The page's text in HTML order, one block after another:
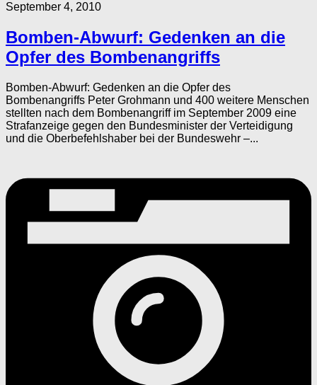
September 4, 2010
Bomben-Abwurf: Gedenken an die
Opfer des Bombenangriffs
Bomben-Abwurf: Gedenken an die Opfer des
Bombenangriffs Peter Grohmann und 400 weitere Menschen
stellten nach dem Bombenangriff im September 2009 eine
Strafanzeige gegen den Bundesminister der Verteidigung
und die Oberbefehlshaber bei der Bundeswehr –...